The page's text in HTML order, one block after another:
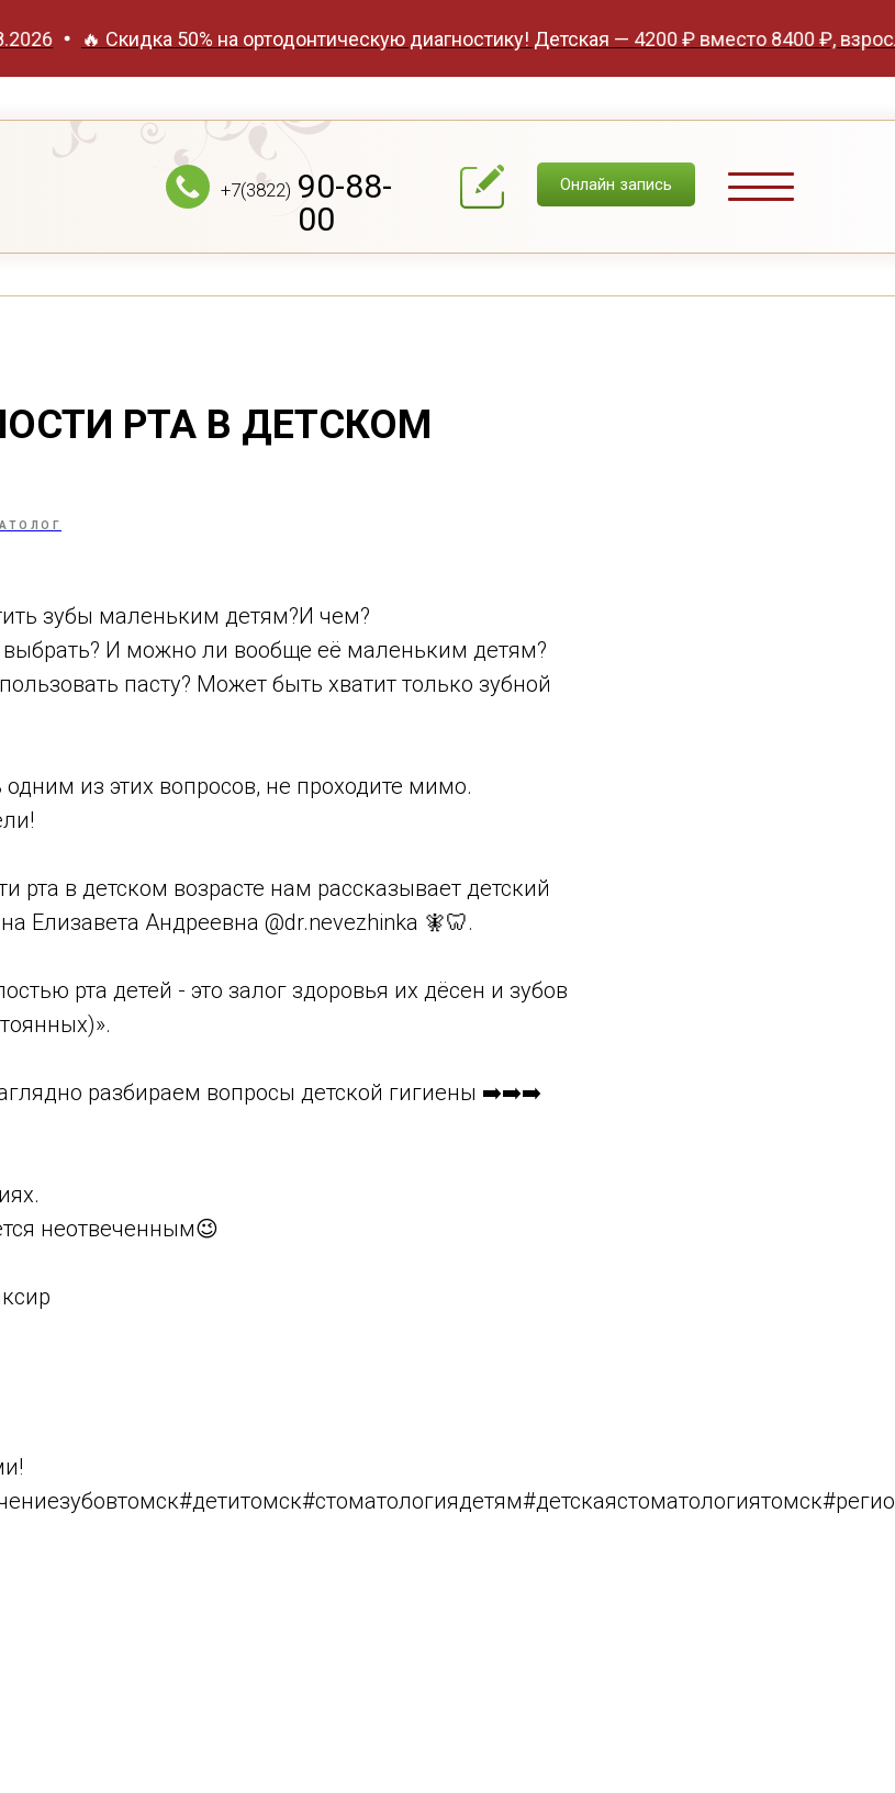
🔥 Скидка 50% на ортодонтическую диагностику! Детская — 4200 ₽ вместо 8400 ₽, взрослая
90-88-
00
+7(3822) Онлайн запись
РТА В ДЕТСКОМ
зубы маленьким детям?И чем?
И можно ли вообще её маленьким детям?
пасту? Может быть хватит только зубной
из этих вопросов, не проходите мимо.
рта в детском возрасте нам рассказывает детский
Елизавета Андреевна @dr.nevezhinka 🧚🦷.
рта детей - это залог здоровья их дёсен и зубов
разбираем вопросы детской гигиены ➡️➡️➡️
неотвеченным😉